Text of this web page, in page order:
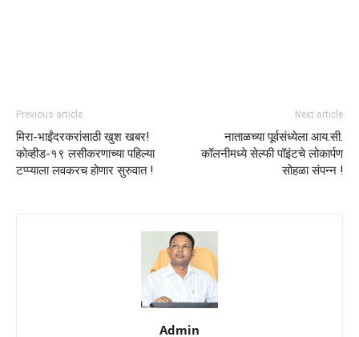
Previous article
मिरा-भाईंदरकरांसाठी खुश खबर!
कोव्हीड-१९ लसीकरणाच्या पहिल्या
टप्प्याला लवकरच होणार सुरुवात !
Next article
नाताळच्या पूर्वसंध्येला आय.सी.
कॉलनीमध्ये सेल्फी पॉइंटचे लोकार्पण
सोहळा संपन्न !
Admin